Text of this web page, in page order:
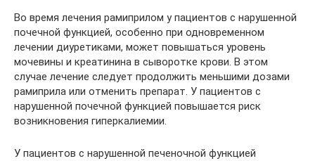
Во время лечения рамиприлом у пациентов с нарушенной
почечной функцией, особенно при одновременном
лечении диуретиками, может повышаться уровень
мочевины и креатинина в сыворотке крови. В этом
случае лечение следует продолжить меньшими дозами
рамиприла или отменить препарат. У пациентов с
нарушенной почечной функцией повышается риск
возникновения гиперкалиемии.
У пациентов с нарушенной печеночной функцией